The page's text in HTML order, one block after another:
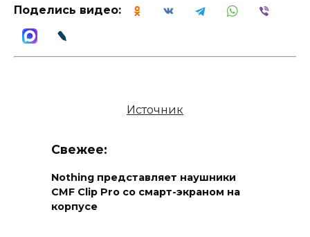
Поделись видео:
Источник
Свежее:
Nothing представляет наушники
CMF Clip Pro со смарт-экраном на
корпусе